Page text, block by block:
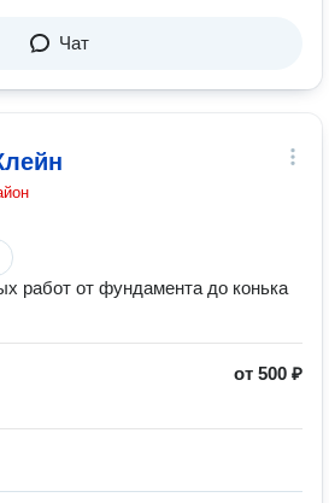
Чат
работ от фундамента до конька
от 500 ₽